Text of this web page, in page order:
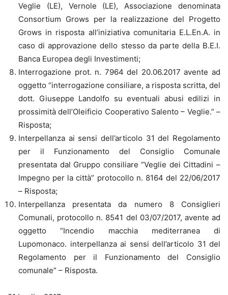
Veglie (LE), Vernole (LE), Associazione denominata
Consortium Grows per la realizzazione del Progetto
Grows in risposta all’iniziativa comunitaria E.L.En.A. in
caso di approvazione dello stesso da parte della B.E.I.
Banca Europea degli Investimenti;
Interrogazione prot. n. 7964 del 20.06.2017 avente ad
oggetto “interrogazione consiliare, a risposta scritta, del
dott. Giuseppe Landolfo su eventuali abusi edilizi in
prossimità dell’Oleificio Cooperativo Salento – Veglie.” –
Risposta;
Interpellanza ai sensi dell’articolo 31 del Regolamento
per il Funzionamento del Consiglio Comunale
presentata dal Gruppo consiliare “Veglie dei Cittadini –
Impegno per la città” protocollo n. 8164 del 22/06/2017
– Risposta;
Interpellanza presentata da numero 8 Consiglieri
Comunali, protocollo n. 8541 del 03/07/2017, avente ad
oggetto “Incendio macchia mediterranea di
Lupomonaco. interpellanza ai sensi dell’articolo 31 del
Regolamento per il Funzionamento del Consiglio
comunale” – Risposta.